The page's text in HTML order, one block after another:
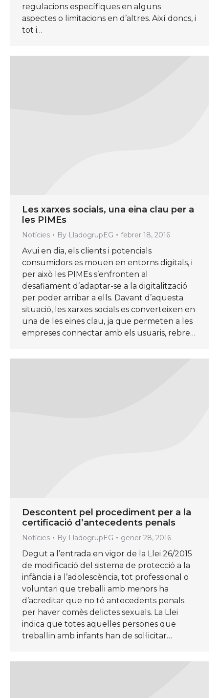
regulacions específiques en alguns
aspectes o limitacions en d’altres. Així doncs, i
tot i…
Les xarxes socials, una eina clau per a
les PIMEs
Notícies By LladogrupEG febrer 18, 2016
Avui en dia, els clients i potencials
consumidors es mouen en entorns digitals, i
per això les PIMEs s’enfronten al
desafiament d’adaptar-se a la digitalització
per poder arribar a ells. Davant d’aquesta
situació, les xarxes socials es converteixen en
una de les eines clau, ja que permeten a les
empreses connectar amb els usuaris, rebre…
Descontent pel procediment per a la
certificació d’antecedents penals
Notícies By LladogrupEG gener 28, 2016
Degut a l’entrada en vigor de la Llei 26/2015
de modificació del sistema de protecció a la
infància i a l’adolescència, tot professional o
voluntari que treballi amb menors ha
d’acreditar que no té antecedents penals
per haver comès delictes sexuals. La Llei
indica que totes aquelles persones que
treballin amb infants han de sol·licitar…